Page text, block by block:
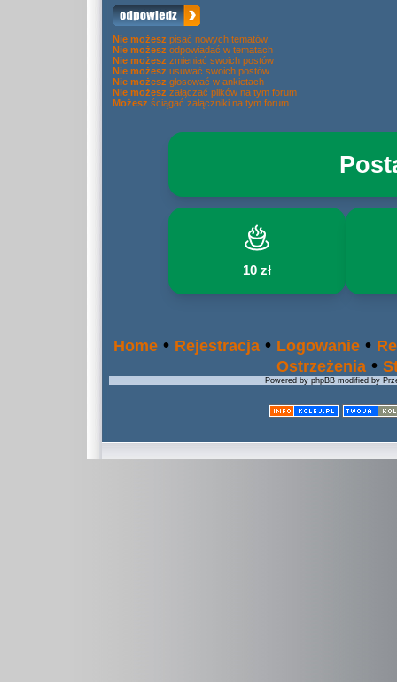
Nie możesz pisać nowych tematów
Nie możesz odpowiadać w tematach
Nie możesz zmieniać swoich postów
Nie możesz usuwać swoich postów
Nie możesz głosować w ankietach
Nie możesz załączać plików na tym forum
Możesz ściągać załączniki na tym forum
10 zł
Home • Rejestracja • Logowanie •
Ostrzeżenia •
Powered by phpBB modified by